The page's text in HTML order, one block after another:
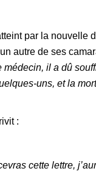
par la nouvelle
autre de ses
médecin, il a dû
uns, et la
:
cette lettre,